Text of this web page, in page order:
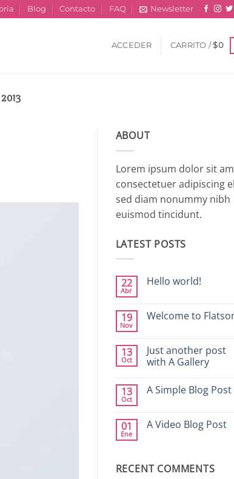
Blog Contacto FAQ Newsletter
ACCEDER CARRITO /$0
ABOUT
Lorem ipsum dolor sit
consectetuer adipiscing
sed diam nonummy nibh
euismod tincidunt.
LATEST POSTS
22
Abr
Hello world!
comentarios
en
19
Nov
Welcome to
comentarios
en
Welcome
to
13
Oct
Just another post
with A Gallery
comentarios
post
with
13
Oct
A Simple Blog Post
comentarios
en
01
Ene
A Video Blog Post
A
RECENT COMMENTS